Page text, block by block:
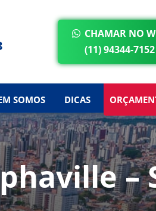
CHAMAR NO
(11) 94344-7152
SOMOS DICAS
–